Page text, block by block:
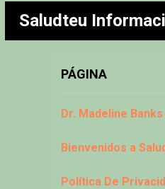
Saludteu
PÁGINA
Dr. Madeline Banks
Bienvenidos a
Política De